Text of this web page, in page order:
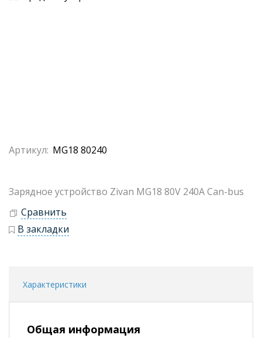
Артикул: MG18 80240
Зарядное устройство Zivan MG18 80V 240A Can-bus
Сравнить
В закладки
Характеристики
Общая информация